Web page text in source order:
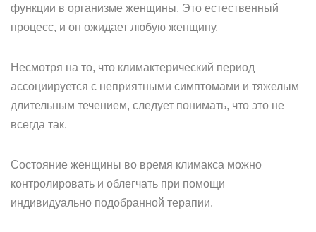
функции в организме женщины. Это естественный
процесс, и он ожидает любую женщину.
Несмотря на то, что климактерический период
ассоциируется с неприятными симптомами и тяжелым
длительным течением, следует понимать, что это не
всегда так.
Состояние женщины во время климакса можно
контролировать и облегчать при помощи
индивидуально подобранной терапии.